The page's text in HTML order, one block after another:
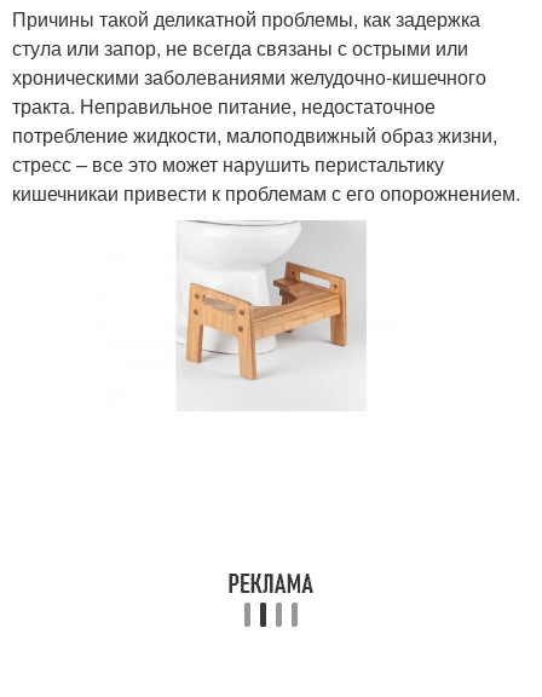
Причины такой деликатной проблемы, как задержка
стула или запор, не всегда связаны с острыми или
хроническими заболеваниями желудочно-кишечного
тракта. Неправильное питание, недостаточное
потребление жидкости, малоподвижный образ жизни,
стресс – все это может нарушить перистальтику
кишечникаи привести к проблемам с его опорожнением.